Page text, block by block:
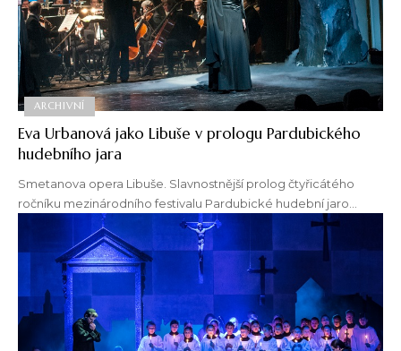
ARCHIVNÍ
Eva Urbanová jako Libuše v prologu Pardubického
hudebního jara
Smetanova opera Libuše. Slavnostnější prolog čtyřicátého
ročníku mezinárodního festivalu Pardubické hudební jaro…